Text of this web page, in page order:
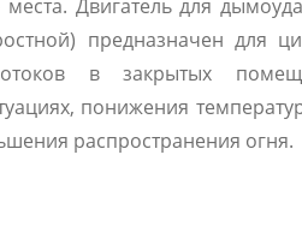
Двигатель для
предназначен для
в закрытых
понижения
распространения огня.